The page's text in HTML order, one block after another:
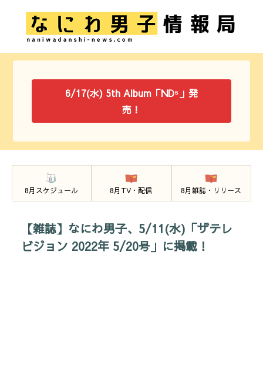
6/17(水) 5th Album「ND⁵」発
売！
8月スケジュール 8月TV・配信 8月雑誌・リリース
【雑誌】なにわ男子、5/11(水)「ザテレ
ビジョン 2022年 5/20号」に掲載！